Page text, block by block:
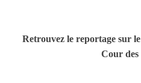
Retrouvez le reportage sur
Cour des